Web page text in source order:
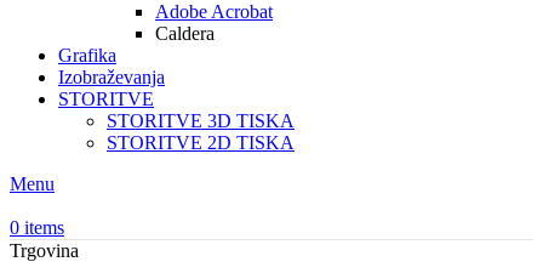
Adobe Acrobat
Caldera
Grafika
Izobraževanja
STORITVE
STORITVE 3D TISKA
STORITVE 2D TISKA
Menu
0 items
Trgovina